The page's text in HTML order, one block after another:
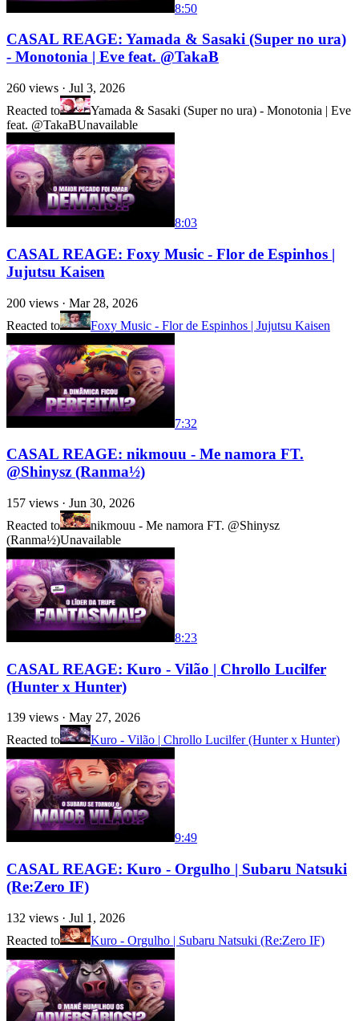
8:50
CASAL REAGE: Yamada & Sasaki (Super no ura)
- Monotonia | Eve feat. ‪@TakaB‬
260 views · Jul 3, 2026
Reacted to
Yamada & Sasaki (Super no ura) - Monotonia | Eve
feat. @TakaBUnavailable
8:03
CASAL REAGE: Foxy Music - Flor de Espinhos |
Jujutsu Kaisen
200 views · Mar 28, 2026
Reacted to
Foxy Music - Flor de Espinhos | Jujutsu Kaisen
7:32
CASAL REAGE: nikmouu - Me namora FT.
@Shinysz (Ranma½)
157 views · Jun 30, 2026
Reacted to
nikmouu - Me namora FT. @Shinysz
(Ranma½)Unavailable
8:23
CASAL REAGE: Kuro - Vilão | Chrollo Lucilfer
(Hunter x Hunter)
139 views · May 27, 2026
Reacted to
Kuro - Vilão | Chrollo Lucilfer (Hunter x Hunter)
9:49
CASAL REAGE: Kuro - Orgulho | Subaru Natsuki
(Re:Zero IF)
132 views · Jul 1, 2026
Reacted to
Kuro - Orgulho | Subaru Natsuki (Re:Zero IF)